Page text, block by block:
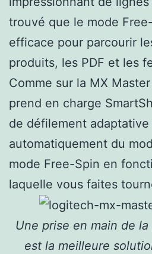
trouvé que le mode
efficace pour parcourir
produits, les PDF et les
Comme sur la MX
prend en charge
de défilement adaptative
automatiquement du
mode Free-Spin en
laquelle vous faites
Une prise en main de
est la meilleure